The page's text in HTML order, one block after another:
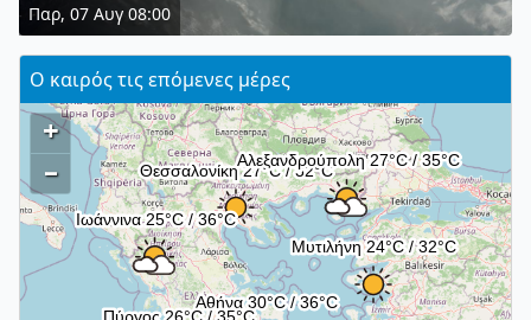
Παρ, 07 Αυγ 08:00
Ο καιρός τις επόμενες μέρες
+
–